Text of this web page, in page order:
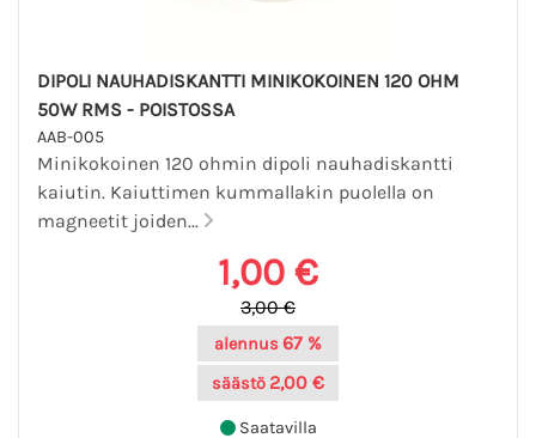
DIPOLI NAUHADISKANTTI MINIKOKOINEN 120 OHM
50W RMS - POISTOSSA
AAB-005
Minikokoinen 120 ohmin dipoli nauhadiskantti
kaiutin. Kaiuttimen kummallakin puolella on
magneetit joiden...
1,00 €
3,00 €
alennus67 %
säästö 2,00 €
Saatavilla